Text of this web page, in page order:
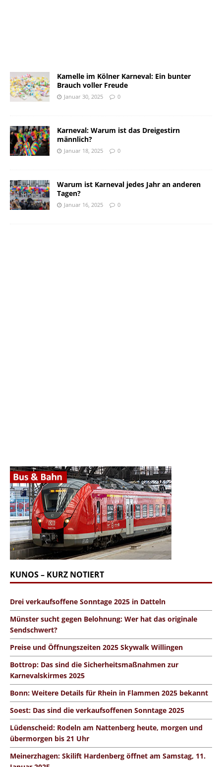
Kamelle im Kölner Karneval: Ein bunter
Brauch voller Freude
Januar 30, 2025 0
Karneval: Warum ist das Dreigestirn
männlich?
Januar 18, 2025 0
Warum ist Karneval jedes Jahr an anderen
Tagen?
Januar 16, 2025 0
KUNOS – KURZ NOTIERT
Drei verkaufsoffene Sonntage 2025 in Datteln
Münster sucht gegen Belohnung: Wer hat das originale
Sendschwert?
Preise und Öffnungszeiten 2025 Skywalk Willingen
Bottrop: Das sind die Sicherheitsmaßnahmen zur
Karnevalskirmes 2025
Bonn: Weitere Details für Rhein in Flammen 2025 bekannt
Soest: Das sind die verkaufsoffenen Sonntage 2025
Lüdenscheid: Rodeln am Nattenberg heute, morgen und
übermorgen bis 21 Uhr
Meinerzhagen: Skilift Hardenberg öffnet am Samstag, 11.